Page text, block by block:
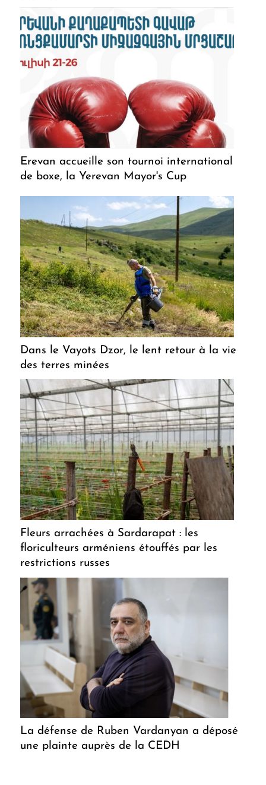
Erevan accueille son tournoi international
de boxe, la Yerevan Mayor's Cup
Dans le Vayots Dzor, le lent retour à la vie
des terres minées
Fleurs arrachées à Sardarapat : les
floriculteurs arméniens étouffés par les
restrictions russes
La défense de Ruben Vardanyan a déposé
une plainte auprès de la CEDH